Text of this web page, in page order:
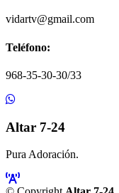
vidartv@gmail.com
Teléfono:
968-35-30-30/33
Altar 7-24
Pura Adoración.